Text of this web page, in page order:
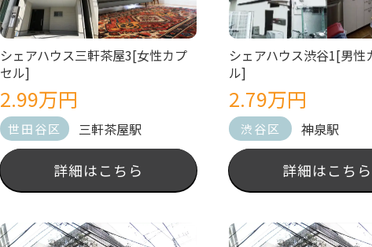
シェアハウス三軒茶屋3[女性カプ
セル]
2.99万円
世田谷区 三軒茶屋駅
詳細はこちら
シェアハウス渋谷1[男性
ル]
2.79万円
渋谷区 神泉駅
詳細はこちら